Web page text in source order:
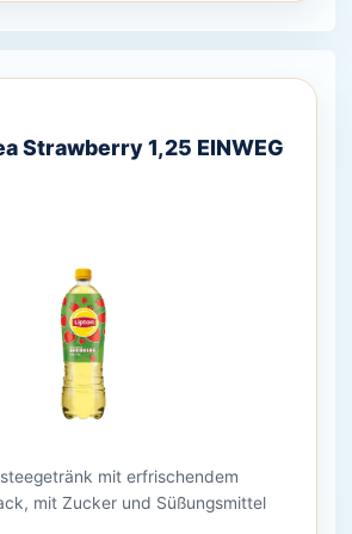
Strawberry 1,25 EINWEG
mit erfrischendem
mit Zucker und Süßungsmittel